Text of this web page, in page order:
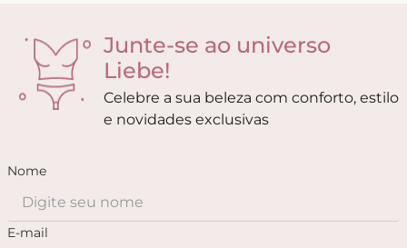
Junte-se ao universo
Liebe!
Celebre a sua beleza com conforto, estilo
e novidades exclusivas
Nome
E-mail